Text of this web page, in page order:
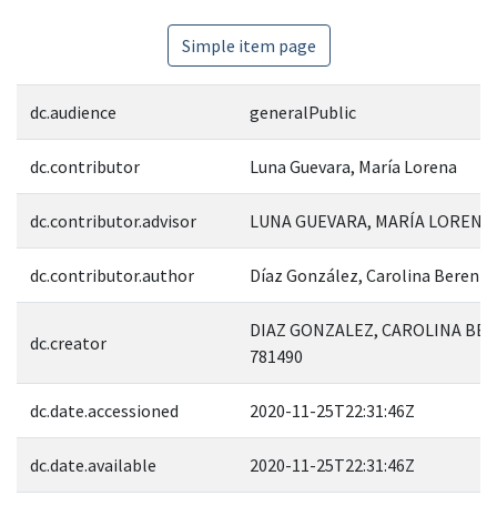
Simple item page
dc.audience generalPublic
dc.contributor Luna Guevara, María Lorena
dc.contributor.advisor LUNA GUEVARA, MARÍA
dc.contributor.author Díaz González, Carolina
dc.creator
DIAZ GONZALEZ, CAROLINA
781490
dc.date.accessioned 2020-11-25T22:31:46Z
dc.date.available 2020-11-25T22:31:46Z